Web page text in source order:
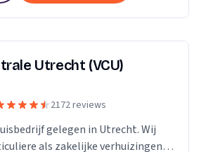
Utrecht (VCU)
2172 reviews
gelegen in Utrecht. Wij
als zakelijke verhuizingen.